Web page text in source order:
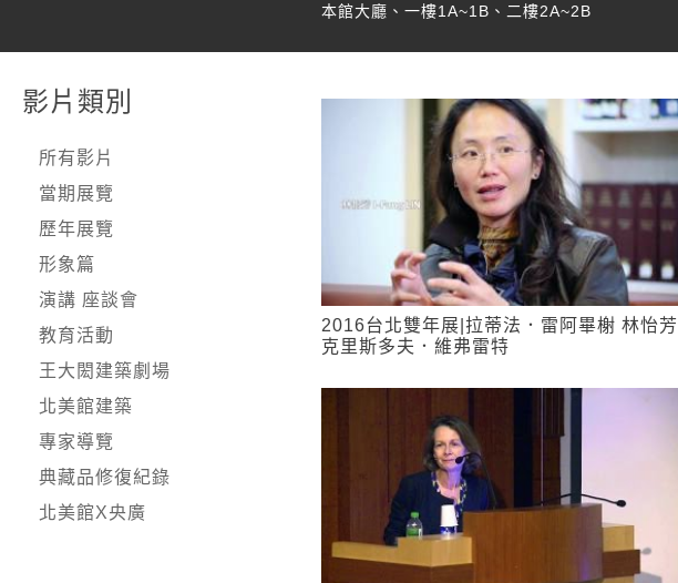
本館大廳、一樓1A~1B、二樓2A~2B
影片類別
所有影片
當期展覽
歷年展覽
形象篇
演講 座談會
教育活動
王大閎建築劇場
北美館建築
專家導覽
典藏品修復紀錄
北美館X央廣
2016台北雙年展|拉蒂法．雷阿畢榭 林怡芳
克里斯多夫．維弗雷特